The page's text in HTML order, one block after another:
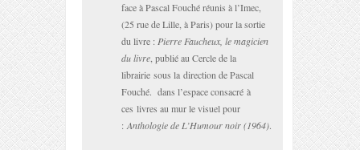
face à Pascal Fouché réunis à l’Imec,
(25 rue de Lille, à Paris) pour la sortie
du livre : Pierre Faucheux, le magicien
du livre, publié au Cercle de la
librairie sous la direction de Pascal
Fouché. dans l’espace consacré à
ces livres au mur le visuel pour
:Anthologie de L’Humour noir (1964).